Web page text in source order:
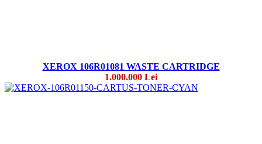
XEROX 106R01081 WASTE CARTRIDGE
1.000.000 Lei